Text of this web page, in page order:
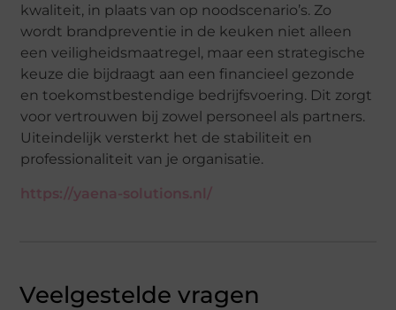
kwaliteit, in plaats van op noodscenario’s. Zo
wordt brandpreventie in de keuken niet alleen
een veiligheidsmaatregel, maar een strategische
keuze die bijdraagt aan een financieel gezonde
en toekomstbestendige bedrijfsvoering. Dit zorgt
voor vertrouwen bij zowel personeel als partners.
Uiteindelijk versterkt het de stabiliteit en
professionaliteit van je organisatie.
https://yaena-solutions.nl/
Veelgestelde vragen